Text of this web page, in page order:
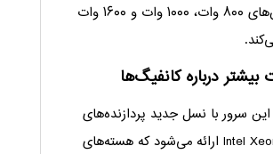
Slot با توان‌های ۸۰۰ وات، ۱۰۰۰ وات و ۱۶۰۰ وات
درباره کانفیگ‌ها
این سرور با نسل جدید پردازنده‌های
Intel Xeon Scalable ارائه می‌شود که هسته‌های